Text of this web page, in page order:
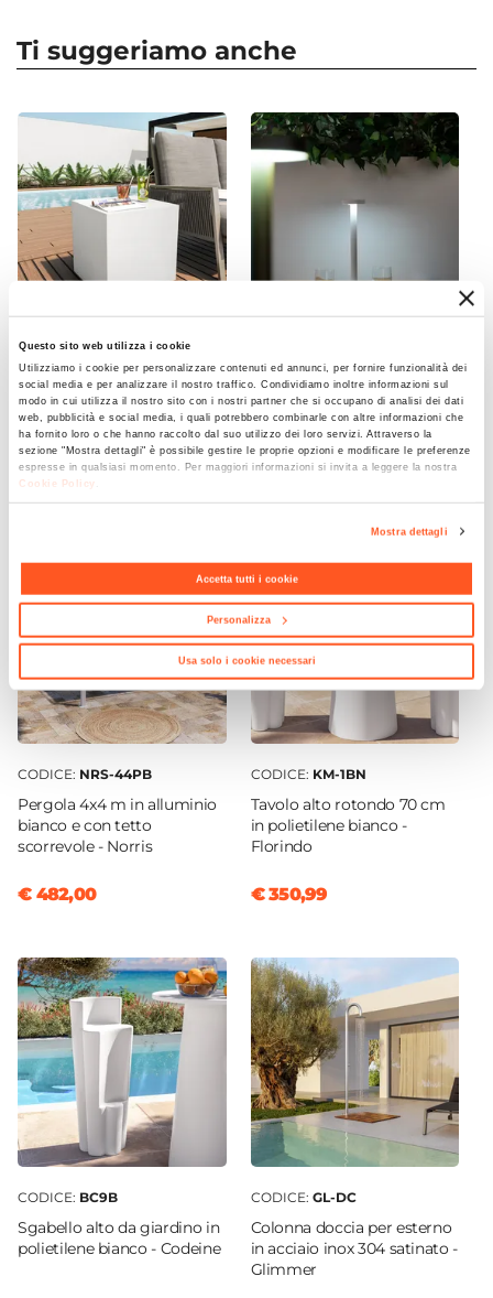
Questo sito web utilizza i cookie
Utilizziamo i cookie per personalizzare contenuti ed annunci, per fornire funzionalità dei
social media e per analizzare il nostro traffico. Condividiamo inoltre informazioni sul
modo in cui utilizza il nostro sito con i nostri partner che si occupano di analisi dei dati
web, pubblicità e social media, i quali potrebbero combinarle con altre informazioni che
ha fornito loro o che hanno raccolto dal suo utilizzo dei loro servizi. Attraverso la
sezione "Mostra dettagli" è possibile gestire le proprie opzioni e modificare le preferenze
espresse in qualsiasi momento. Per maggiori informazioni si invita a leggere la nostra
Cookie Policy
Mostra dettagli
Accetta tutti i cookie
Personalizza
Usa solo i cookie necessari
non specifici, perché potrebbero danneggiare
l’arredo. È raccomandato, inoltre, non utilizzare
Altezza
Materiale Struttura
Polietilene
Colore Struttura
Verde
Caratteristiche
Modulare
Ti suggeriamo anche
CODICE: IK45B-G
Cubo multiuso per esterni
45 h cm in polietilene
bianco - Kubbot
€ 94,00
Lampada da tavolo portatile
a LED 14x34h cm in
alluminio bianco - Fair
€ 39,00
CODICE: NRS-44PB
Pergola 4x4 m in alluminio
bianco e con tetto
scorrevole - Norris
€ 482,00
CODICE: KM-1BN
Tavolo alto rotondo 70 cm
in polietilene bianco -
Florindo
€ 350,99
CODICE: BC9B
Sgabello alto da giardino in
polietilene bianco - Codeine
CODICE: GL-DC
Colonna doccia per esterno
in acciaio inox 304 satinato -
Glimmer